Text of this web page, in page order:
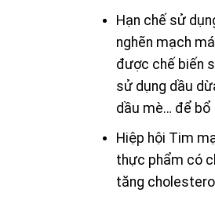
Hạn chế sử
nghẽn mạch
được chế biến
sử dụng dầu
dầu mè… để bổ
Hiệp hội Tim
thực phẩm có
tăng